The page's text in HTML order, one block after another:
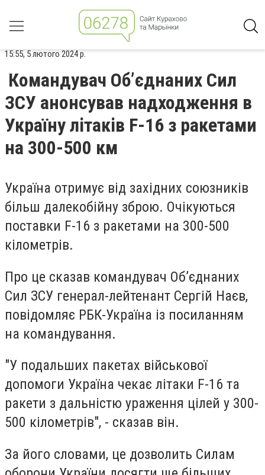
15:55, 5 лютого 2024 р.
Командувач Об’єднаних Сил
ЗСУ анонсував надходження в
Україну літаків F-16 з ракетами
на 300-500 км
Україна отримує від західних союзників
більш далекобійну зброю. Очікуються
поставки F-16 з ракетами на 300-500
кілометрів.
Про це сказав командувач Об’єднаних
Сил ЗСУ генерал-лейтенант Сергій Наєв,
повідомляє РБК-Україна із посиланням
на командування.
"У подальших пакетах військової
допомоги Україна чекає літаки F-16 та
ракети з дальністю ураження цілей у 300-
500 кілометрів", - сказав він.
За його словами, це дозволить Силам